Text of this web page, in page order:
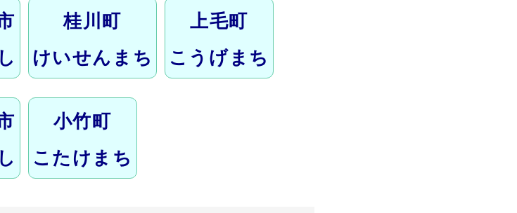
桂川町
けいせんまち
上毛町
こうげまち
小竹町
こたけまち